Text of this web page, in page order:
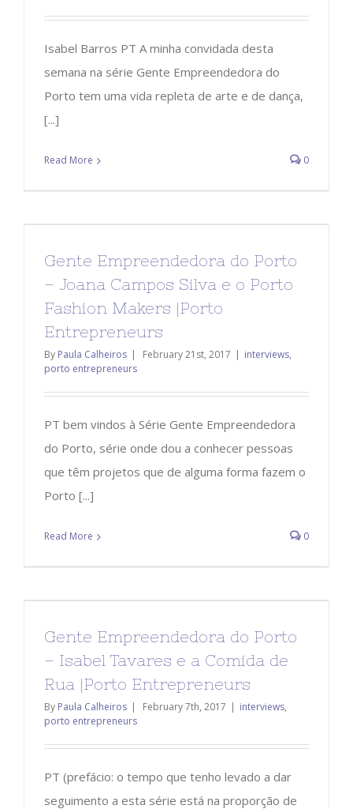
Isabel Barros PT A minha convidada desta
semana na série Gente Empreendedora do
Porto tem uma vida repleta de arte e de dança,
[...]
Read More 0
Gente Empreendedora do Porto
– Joana Campos Silva e o Porto
Fashion Makers |Porto
Entrepreneurs
By Paula Calheiros | February 21st, 2017 | interviews,
porto entrepreneurs
PT bem vindos à Série Gente Empreendedora
do Porto, série onde dou a conhecer pessoas
que têm projetos que de alguma forma fazem o
Porto [...]
Read More 0
Gente Empreendedora do Porto
– Isabel Tavares e a Comida de
Rua |Porto Entrepreneurs
By Paula Calheiros | February 7th, 2017 | interviews,
porto entrepreneurs
PT (prefácio: o tempo que tenho levado a dar
seguimento a esta série está na proporção de